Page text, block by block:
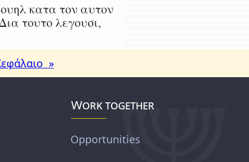
κατα τον αυτον
τουτο λεγουσι,
»
Work together
Opportunities